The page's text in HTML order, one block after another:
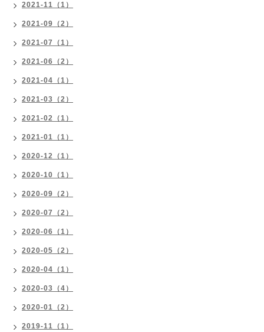
2021-11（1）
2021-09（2）
2021-07（1）
2021-06（2）
2021-04（1）
2021-03（2）
2021-02（1）
2021-01（1）
2020-12（1）
2020-10（1）
2020-09（2）
2020-07（2）
2020-06（1）
2020-05（2）
2020-04（1）
2020-03（4）
2020-01（2）
2019-11（1）